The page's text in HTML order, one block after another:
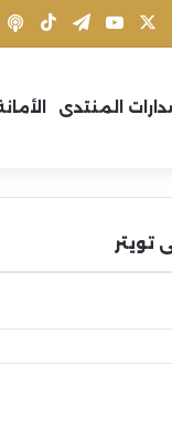
فيسبوك يوتيوبتيلقرام
المنتدى
تويتر